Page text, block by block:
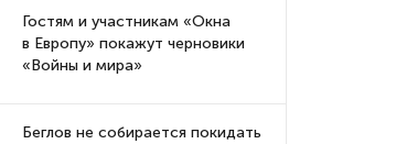
Гостям и участникам «Окна
в Европу» покажут черновики
«Войны и мира»
Беглов не собирается покидать